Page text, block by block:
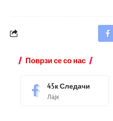
Поврзи се со нас
45кСледачи
Лајк